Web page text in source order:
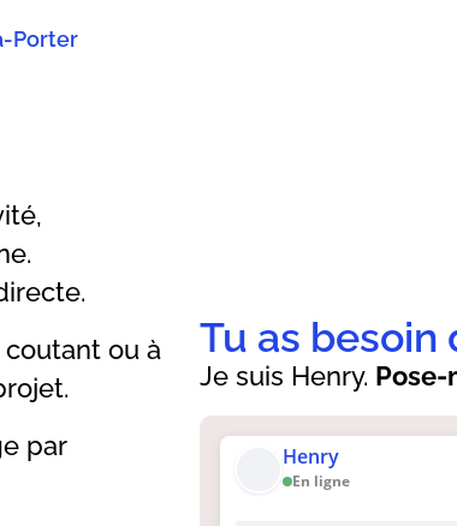
Porter
ou à
par
Henry
En ligne
Je suis Henry. Pose-
Tu as besoin